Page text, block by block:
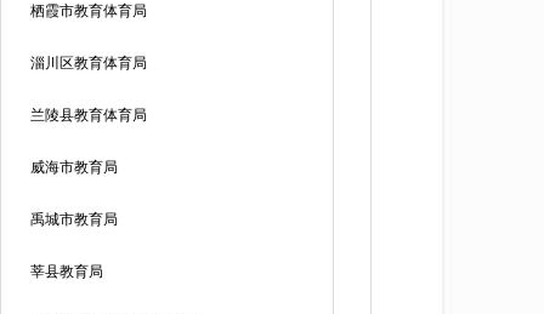
栖霞市教育体育局
淄川区教育体育局
兰陵县教育体育局
威海市教育局
禹城市教育局
莘县教育局